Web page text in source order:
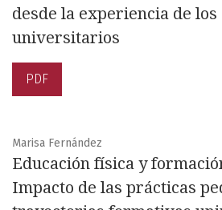
desde la experiencia de los
universitarios
PDF
Marisa Fernández
Educación física y
Impacto de las prácticas